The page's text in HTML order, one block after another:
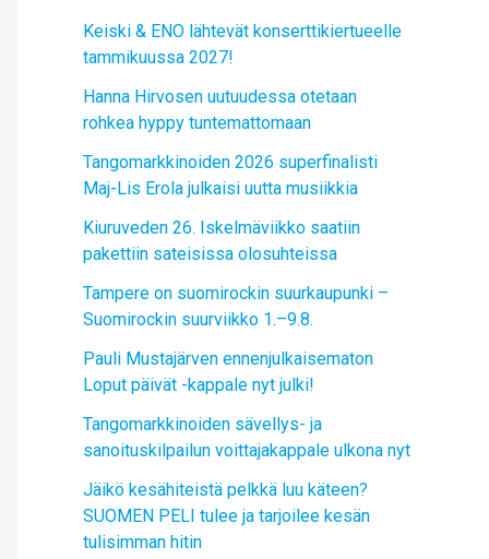
Keiski & ENO lähtevät konserttikiertueelle
tammikuussa 2027!
Hanna Hirvosen uutuudessa otetaan
rohkea hyppy tuntemattomaan
Tangomarkkinoiden 2026 superfinalisti
Maj-Lis Erola julkaisi uutta musiikkia
Kiuruveden 26. Iskelmäviikko saatiin
pakettiin sateisissa olosuhteissa
Tampere on suomirockin suurkaupunki –
Suomirockin suurviikko 1.–9.8.
Pauli Mustajärven ennenjulkaisematon
Loput päivät -kappale nyt julki!
Tangomarkkinoiden sävellys- ja
sanoituskilpailun voittajakappale ulkona nyt
Jäikö kesähiteistä pelkkä luu käteen?
SUOMEN PELI tulee ja tarjoilee kesän
tulisimman hitin